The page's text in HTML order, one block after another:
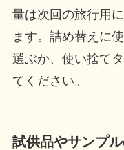
量は次回の旅行用
ます。詰め替えに
選ぶか、使い捨て
てください。
試供品やサンプ